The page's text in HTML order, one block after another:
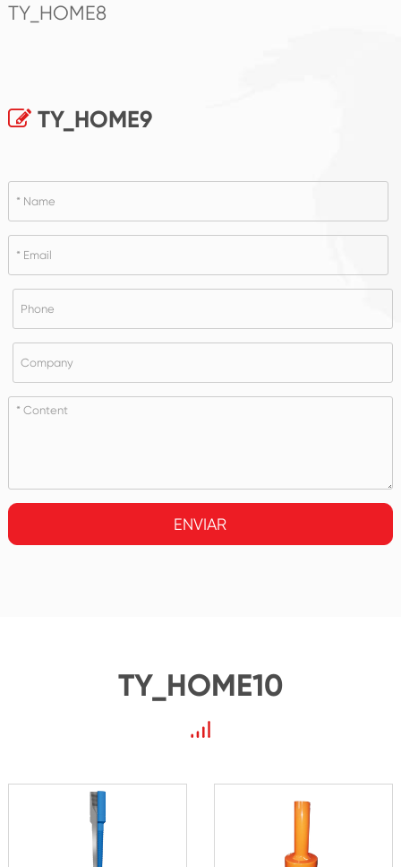
TY_HOME8
TY_HOME9
ENVIAR
TY_HOME10